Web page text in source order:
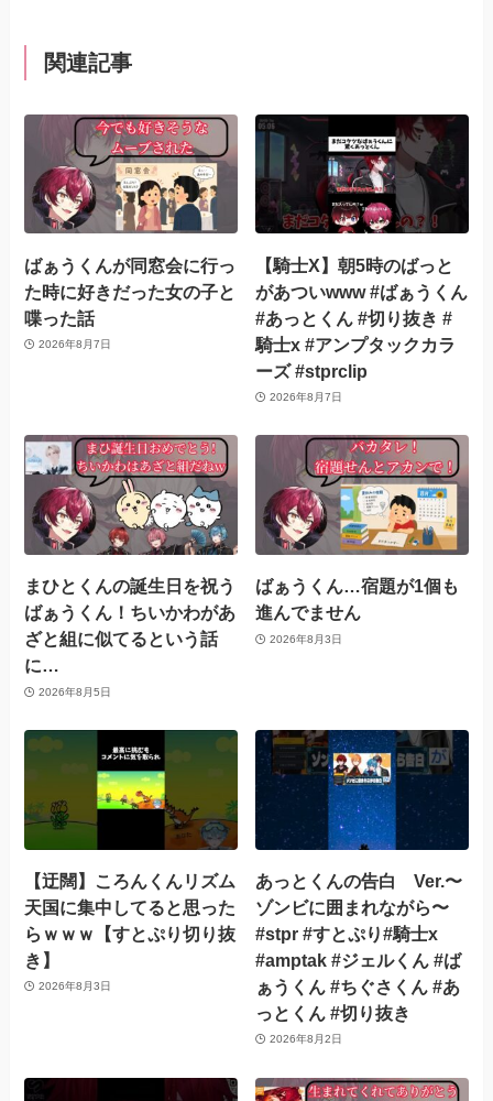
関連記事
ばぁうくんが同窓会に行っ
た時に好きだった女の子と
喋った話
2026年8月7日
【騎士X】朝5時のばっと
があついwww #ばぁうくん
#あっとくん #切り抜き #
騎士x #アンプタックカラ
ーズ #stprclip
2026年8月7日
まひとくんの誕生日を祝う
ばぁうくん！ちいかわがあ
ざと組に似てるという話
に…
2026年8月5日
ばぁうくん…宿題が1個も
進んでません
2026年8月3日
【迂闊】ころんくんリズム
天国に集中してると思った
らｗｗｗ【すとぷり切り抜
き】
2026年8月3日
あっとくんの告白 Ver.〜
ゾンビに囲まれながら〜
#stpr #すとぷり#騎士x
#amptak #ジェルくん #ば
ぁうくん #ちぐさくん #あ
っとくん #切り抜き
2026年8月2日